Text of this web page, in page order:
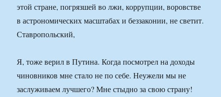
этой стране, погрязшей во лжи, коррупции, воровстве
в астрономических масштабах и беззаконии, не светит.
Ставропольский,
Я, тоже верил в Путина. Когда посмотрел на доходы
чиновников мне стало не по себе. Неужели мы не
заслуживаем лучшего? Мне стыдно за свою страну!